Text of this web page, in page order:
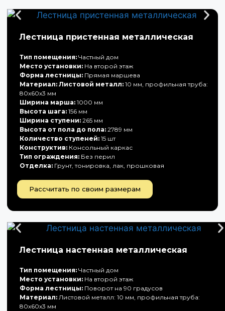
Лестница пристенная металлическая
Тип помещения: Частный дом
Место установки: На второй этаж
Форма лестницы: Прямая маршева
Материал: Листовой металл: 10 мм, профильная труба:
80х60х3 мм
Ширина марша: 1000 мм
Высота шага: 156 мм
Ширина ступени: 265 мм
Высота от пола до пола: 2789 мм
Количество ступеней: 15 шт
Конструктив: Консольный каркас
Тип ограждения: Без перил
Отделка: Грунт, тонировка, лак, прошковая
Рассчитать по своим размерам
Лестница настенная металлическая
Тип помещения: Частный дом
Место установки: На второй этаж
Форма лестницы: Поворот на 90 градусов
Материал: Листовой металл: 10 мм, профильная труба:
80х60х3 мм